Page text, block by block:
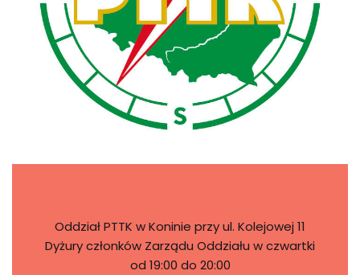
Oddział PTTK w Koninie przy ul. Kolejowej 11
Dyżury członków Zarządu Oddziału w czwartki
od 19:00 do 20:00